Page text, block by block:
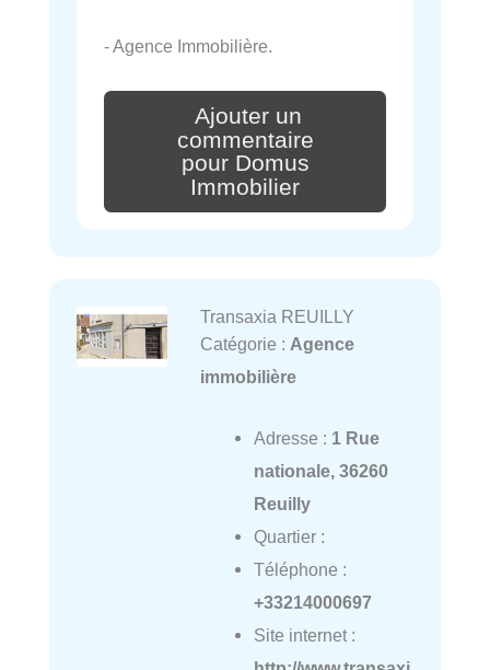
- Agence Immobilière.
Ajouter un
commentaire
pour Domus
Immobilier
Transaxia REUILLY
Catégorie : Agence
immobilière
Adresse : 1 Rue
nationale, 36260
Reuilly
Quartier :
Téléphone :
+33214000697
Site internet :